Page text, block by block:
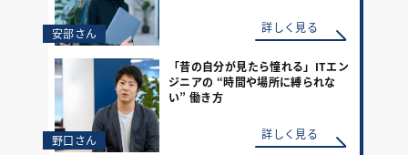
安部さん 詳しく見る
野口さん
「昔の自分が見たら憧れる」ITエン
ジニアの “時間や場所に縛られな
い” 働き方
詳しく見る